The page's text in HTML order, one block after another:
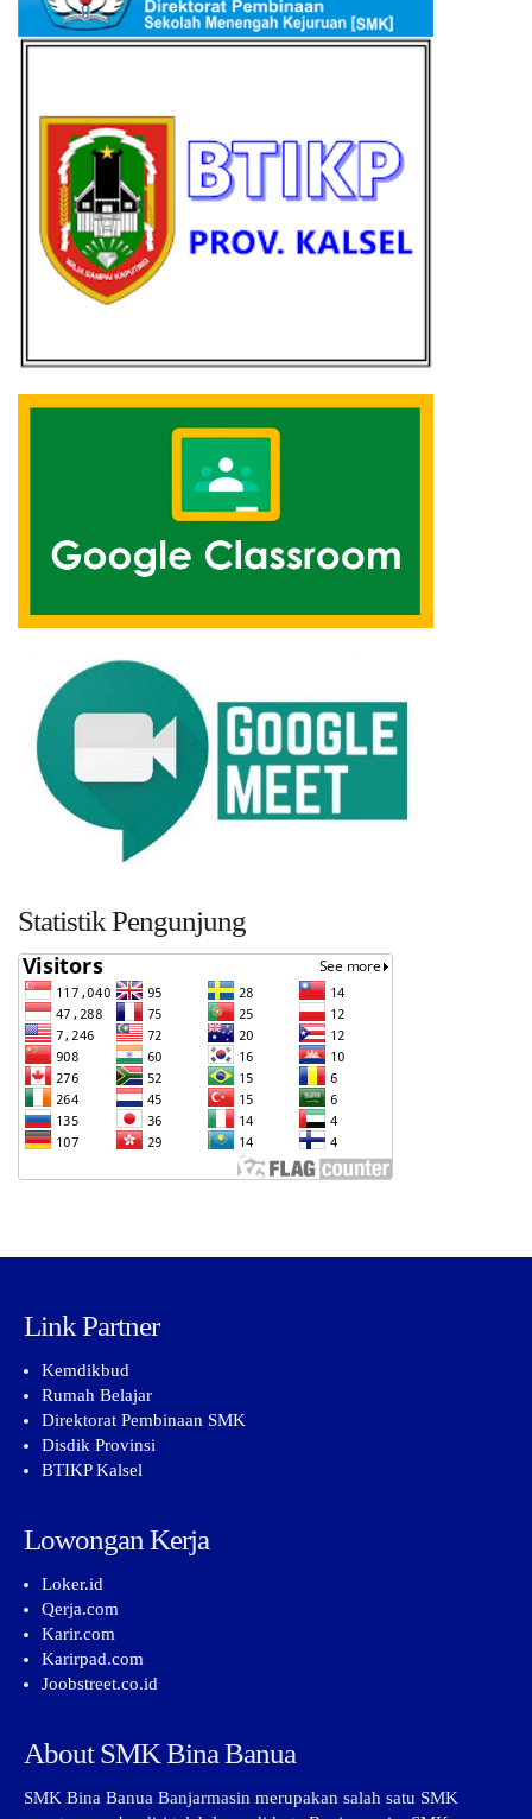
Statistik Pengunjung
Link Partner
Kemdikbud
Rumah Belajar
Direktorat Pembinaan SMK
Disdik Provinsi
BTIKP Kalsel
Lowongan Kerja
Loker.id
Qerja.com
Karir.com
Karirpad.com
Joobstreet.co.id
About SMK Bina Banua
SMK Bina Banua Banjarmasin merupakan salah satu SMK